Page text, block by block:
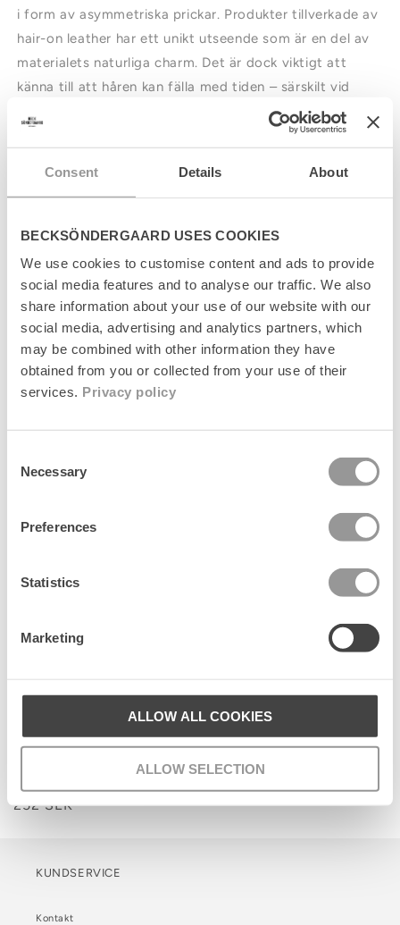
Consent Details About
BECKSÖNDERGAARD USES COOKIES
We use cookies to customise content and ads to provide
social media features and to analyse our traffic. We also
share information about your use of our website with our
social media, advertising and analytics partners, which
may be combined with other information they have
obtained from you or collected from your use of their
services. Privacy policy
Selection
Necessary
Preferences
Statistics
Marketing
ALLOW ALL COOKIES
ALLOW SELECTION
i form av asymmetriska prickar. Produkter tillverkade av
hair-on leather har ett unikt utseende som är en del av
materialets naturliga charm. Det är dock viktigt att
känna till att håren kan fälla med tiden – särskilt vid
friktion mot kläder eller andra ytor. Detta är en naturlig
egenskap hos materialet och inte ett produktfel.
h
o
m
a
Storleksguide
Leverans
Returer
252 SEK
KUNDSERVICE
Kontakt